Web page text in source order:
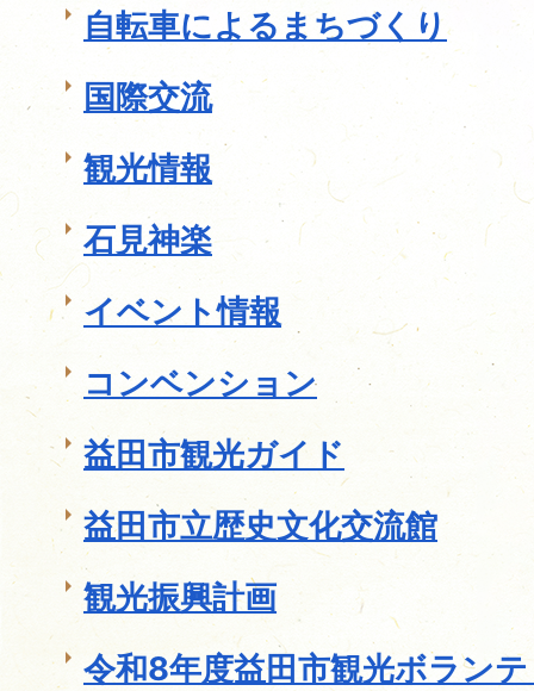
自転車によるまちづくり
国際交流
観光情報
石見神楽
イベント情報
コンベンション
益田市観光ガイド
益田市立歴史文化交流館
観光振興計画
令和8年度益田市観光ボラン